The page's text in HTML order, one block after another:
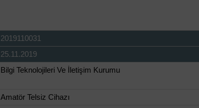
2019110031
25.11.2019
Bilgi Teknolojileri Ve İletişim Kurumu
Amatör Telsiz Cihazı